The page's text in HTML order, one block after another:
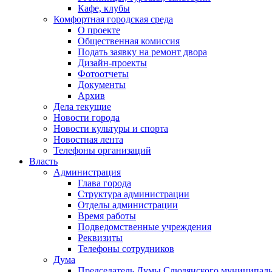
Кафе, клубы
Комфортная городская среда
О проекте
Общественная комиссия
Подать заявку на ремонт двора
Дизайн-проекты
Фотоотчеты
Документы
Архив
Дела текущие
Новости города
Новости культуры и спорта
Новостная лента
Телефоны организаций
Власть
Администрация
Глава города
Структура администрации
Отделы администрации
Время работы
Подведомственные учреждения
Реквизиты
Телефоны сотрудников
Дума